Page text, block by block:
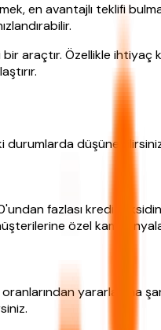
en avantajlı teklifi
araçtır. Özellikle
durumlarda
fazlası kredi
özel
yararlanma